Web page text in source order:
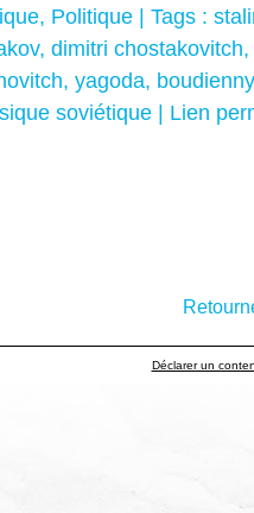
, Politique | Tags :
, dimitri chostakovitch,
, yagoda, boudienny
soviétique
Lien
Déclarer un